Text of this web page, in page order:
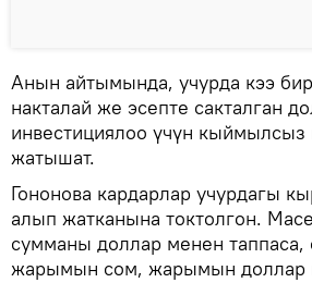
Анын айтымында, учурда кээ
накталай же эсепте сакталган
инвестициялоо үчүн
жатышат.
Гононова кардарлар учурдагы
алып жатканына токтолгон.
сумманы доллар менен таппаса,
жарымын сом, жарымын доллар